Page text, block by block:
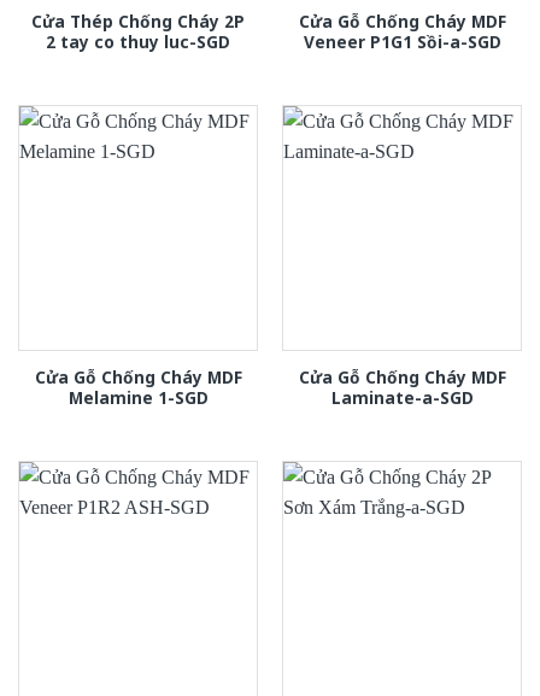
Cửa Thép Chống Cháy 2P
2 tay co thuy luc-SGD
Cửa Gỗ Chống Cháy MDF
Veneer P1G1 Sồi-a-SGD
Cửa Gỗ Chống Cháy MDF
Melamine 1-SGD
Cửa Gỗ Chống Cháy MDF
Laminate-a-SGD